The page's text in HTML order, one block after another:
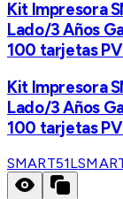
Kit Impresora
Lado/3 Años
100 tarjetas
Kit Impresora
Lado/3 Años
100 tarjetas
SMART51L